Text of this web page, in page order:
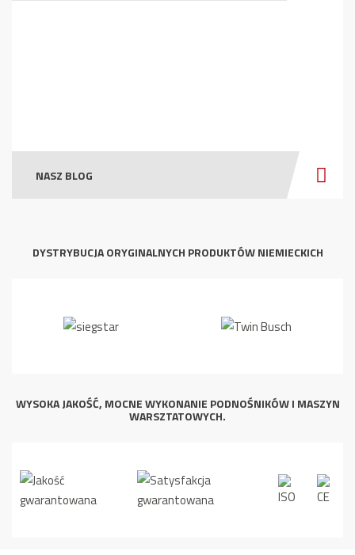
NASZ BLOG
DYSTRYBUCJA ORYGINALNYCH PRODUKTÓW NIEMIECKICH
WYSOKA JAKOŚĆ, MOCNE WYKONANIE PODNOŚNIKÓW I MASZYN
WARSZTATOWYCH.